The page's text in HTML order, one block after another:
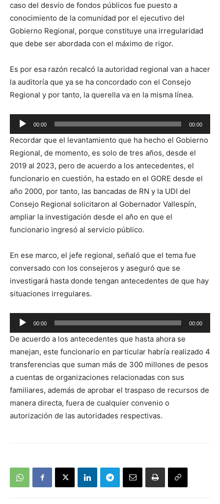
caso del desvío de fondos públicos fue puesto a
conocimiento de la comunidad por el ejecutivo del
Gobierno Regional, porque constituye una irregularidad
que debe ser abordada con el máximo de rigor.
Es por esa razón recalcó la autoridad regional van a hacer
la auditoría que ya se ha concordado con el Consejo
Regional y por tanto, la querella va en la misma línea.
Reproductor
de
audio
00:00 00:00
Recordar que el levantamiento que ha hecho el Gobierno
Regional, de momento, es solo de tres años, desde el
2019 al 2023, pero de acuerdo a los antecedentes, el
funcionario en cuestión, ha estado en el GORE desde el
año 2000, por tanto, las bancadas de RN y la UDI del
Consejo Regional solicitaron al Gobernador Vallespín,
ampliar la investigación desde el año en que el
funcionario ingresó al servicio público.
En ese marco, el jefe regional, señaló que el tema fue
conversado con los consejeros y aseguró que se
investigará hasta donde tengan antecedentes de que hay
situaciones irregulares.
Reproductor
de
audio
00:00 00:00
De acuerdo a los antecedentes que hasta ahora se
manejan, este funcionario en particular habría realizado 4
transferencias que suman más de 300 millones de pesos
a cuentas de organizaciones relacionadas con sus
familiares, además de aprobar el traspaso de recursos de
manera directa, fuera de cualquier convenio o
autorización de las autoridades respectivas.